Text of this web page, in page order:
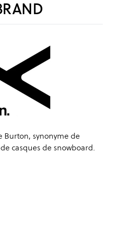
synonyme de
casques de snowboard.